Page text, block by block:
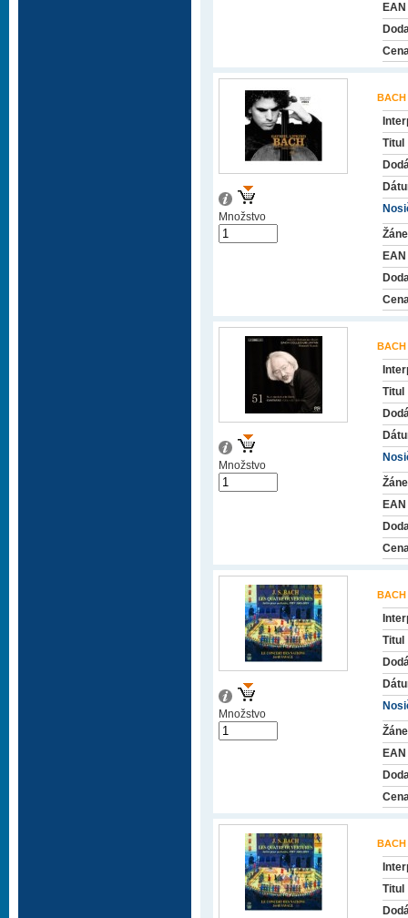
EAN
BACH
Titul
EAN
Množstvo
BACH
Titul
EAN
Množstvo
BACH
Titul
EAN
Množstvo
BACH
Titul